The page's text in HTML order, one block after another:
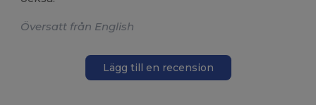
Översatt från English
Lägg till en recension